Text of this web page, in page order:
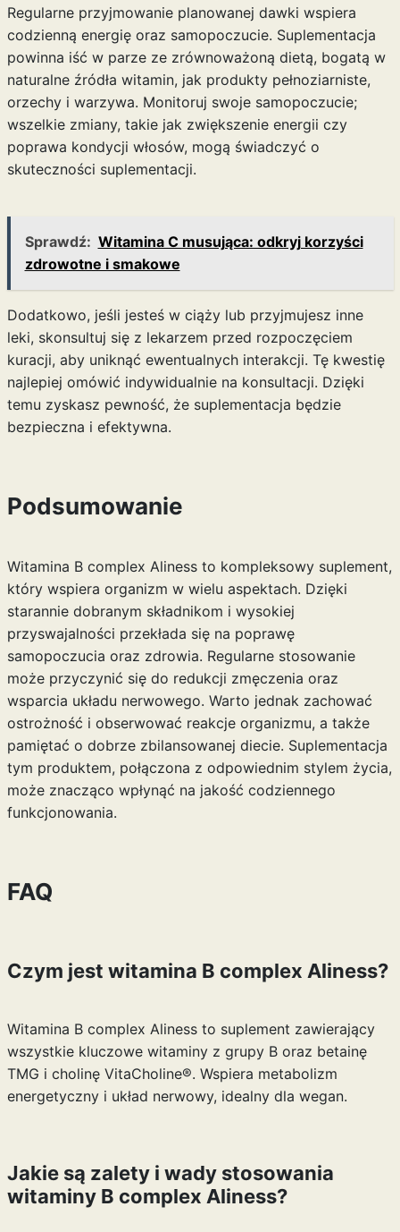
Regularne przyjmowanie planowanej dawki wspiera
codzienną energię oraz samopoczucie. Suplementacja
powinna iść w parze ze zrównoważoną dietą, bogatą w
naturalne źródła witamin, jak produkty pełnoziarniste,
orzechy i warzywa. Monitoruj swoje samopoczucie;
wszelkie zmiany, takie jak zwiększenie energii czy
poprawa kondycji włosów, mogą świadczyć o
skuteczności suplementacji.
Sprawdź: Witamina C musująca: odkryj korzyści
zdrowotne i smakowe
Dodatkowo, jeśli jesteś w ciąży lub przyjmujesz inne
leki, skonsultuj się z lekarzem przed rozpoczęciem
kuracji, aby uniknąć ewentualnych interakcji. Tę kwestię
najlepiej omówić indywidualnie na konsultacji. Dzięki
temu zyskasz pewność, że suplementacja będzie
bezpieczna i efektywna.
Podsumowanie
Witamina B complex Aliness to kompleksowy suplement,
który wspiera organizm w wielu aspektach. Dzięki
starannie dobranym składnikom i wysokiej
przyswajalności przekłada się na poprawę
samopoczucia oraz zdrowia. Regularne stosowanie
może przyczynić się do redukcji zmęczenia oraz
wsparcia układu nerwowego. Warto jednak zachować
ostrożność i obserwować reakcje organizmu, a także
pamiętać o dobrze zbilansowanej diecie. Suplementacja
tym produktem, połączona z odpowiednim stylem życia,
może znacząco wpłynąć na jakość codziennego
funkcjonowania.
FAQ
Czym jest witamina B complex Aliness?
Witamina B complex Aliness to suplement zawierający
wszystkie kluczowe witaminy z grupy B oraz betainę
TMG i cholinę VitaCholine®. Wspiera metabolizm
energetyczny i układ nerwowy, idealny dla wegan.
Jakie są zalety i wady stosowania
witaminy B complex Aliness?